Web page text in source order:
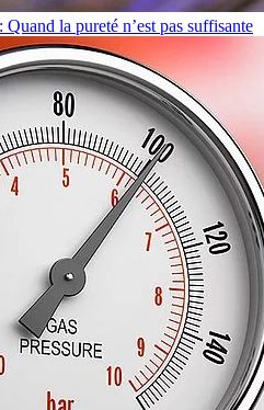
la pureté n’est pas suffisante